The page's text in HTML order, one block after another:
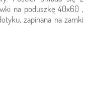
na poduszkę 40x60 ,
zapinana na zamki